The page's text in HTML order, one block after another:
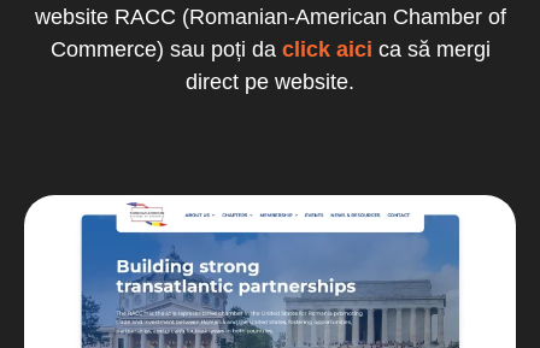
website RACC (Romanian-American Chamber of
Commerce) sau poți da click aici ca să mergi
direct pe website.